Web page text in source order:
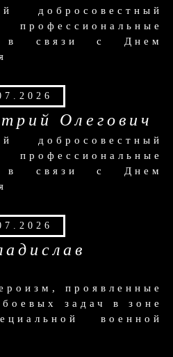
добросовестный
в связи с Днем
Олегович
добросовестный
в связи с Днем
проявленные
задач в зоне
военной